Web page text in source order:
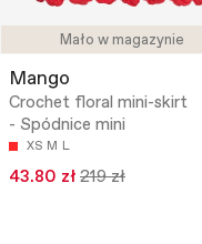
Mało w magazynie
Mango
Crochet floral mini-skirt
- Spódnice mini
XS M L
43.80 zł 219 zł